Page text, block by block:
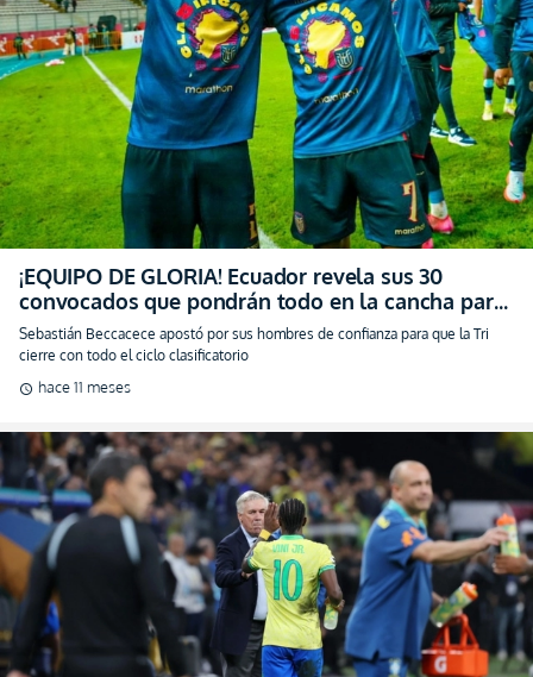
¡EQUIPO DE GLORIA! Ecuador revela sus 30
convocados que pondrán todo en la cancha para
cerrar las Eliminatorias con garra (VIDEO)
Sebastián Beccacece apostó por sus hombres de confianza para que la Tri
cierre con todo el ciclo clasificatorio
schedule hace 11 meses
Ancelotti revela las razones de la ausencia de
Vinícius y Neymar en su convocatoria (VIDEO)